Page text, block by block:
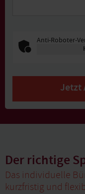
Anti-Roboter-
Jetzt
Der richtige
Das individuelle
kurzfristig und